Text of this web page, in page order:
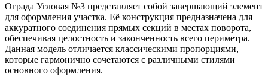
Ограда Угловая №3 представляет собой завершающий элемент
для оформления участка. Её конструкция предназначена для
аккуратного соединения прямых секций в местах поворота,
обеспечивая целостность и законченность всего периметра.
Данная модель отличается классическими пропорциями,
которые гармонично сочетаются с различными стилями
основного оформления.